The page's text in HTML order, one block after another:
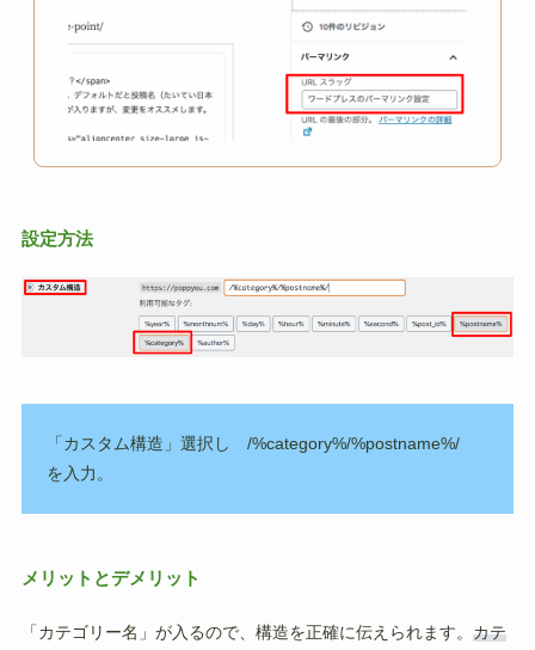
設定方法
「カスタム構造」選択し /%category%/%postname%/
を入力。
メリットとデメリット
「カテゴリー名」が入るので、構造を正確に伝えられます。 カテ